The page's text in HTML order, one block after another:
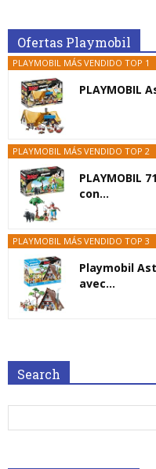
Ofertas Playmobil
PLAYMOBIL MÁS VENDIDO TOP 1
PLAYMOBIL
PLAYMOBIL MÁS VENDIDO TOP 2
PLAYMOBIL
con...
PLAYMOBIL MÁS VENDIDO TOP 3
Playmobil
avec...
Search